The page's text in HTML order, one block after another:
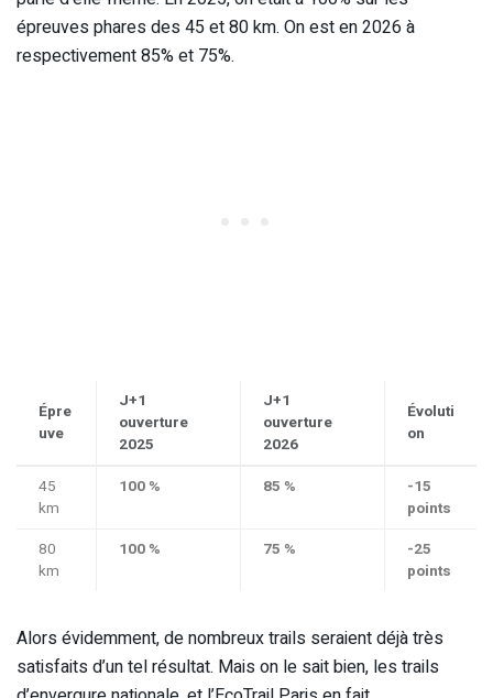
épreuves phares des 45 et 80 km. On est en 2026 à
respectivement 85% et 75%.
Épre
uve
J+1
ouverture
2025
J+1
ouverture
2026
Évoluti
on
45
km
100 % 85 %
-15
points
80
km
100 % 75 %
-25
points
Alors évidemment, de nombreux trails seraient déjà très
satisfaits d’un tel résultat. Mais on le sait bien, les trails